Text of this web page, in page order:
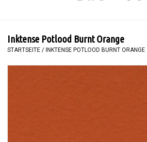
MALEN
Inktense Potlood Burnt Orange
STARTSEITE / INKTENSE POTLOOD BURNT ORANGE